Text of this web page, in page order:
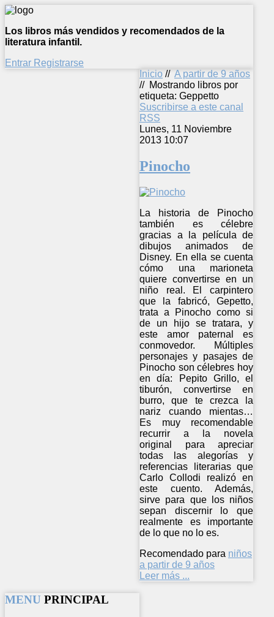
Los libros más vendidos y recomendados de la
literatura infantil.
Entrar Registrarse
Inicio // A partir de 9 años
// Mostrando libros por
etiqueta: Geppetto
Suscribirse a este canal
RSS
Lunes, 11 Noviembre
2013 10:07
Pinocho
La historia de Pinocho
también es célebre
gracias a la película de
dibujos animados de
Disney. En ella se cuenta
cómo una marioneta
quiere convertirse en un
niño real. El carpintero
que la fabricó, Gepetto,
trata a Pinocho como si
de un hijo se tratara, y
este amor paternal es
conmovedor. Múltiples
personajes y pasajes de
Pinocho son célebres hoy
en día: Pepito Grillo, el
tiburón, convertirse en
burro, que te crezca la
nariz cuando mientas…
Es muy recomendable
recurrir a la novela
original para apreciar
todas las alegorías y
referencias literarias que
Carlo Collodi realizó en
este cuento. Además,
sirve para que los niños
sepan discernir lo que
realmente es importante
de lo que no lo es.
Recomendado para niños
a partir de 9 años
Leer más ...
MENU PRINCIPAL